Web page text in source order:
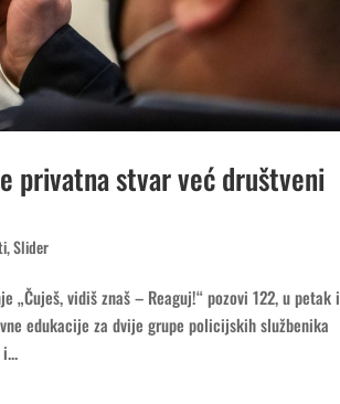
privatna stvar već društveni
,Slider
„Čuješ, vidiš znaš – Reaguj!“ pozovi 122, u petak i
edukacije za dvije grupe policijskih službenika